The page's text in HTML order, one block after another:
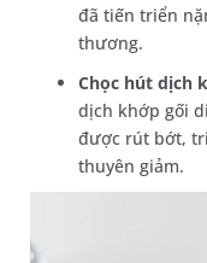
đã tiến triển
thương.
Chọc hút dịch
dịch khớp gối
được rút bớt,
thuyên giảm.